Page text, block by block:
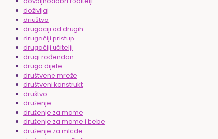
doživljaj
driuštvo
drugaciji od drugih
drugačiji pristup
drugačiji učitelji
drugi rođendan
drugo dijete
društvene mreže
društveni konstrukt
društvo
druženje
druženje za mame
druženje za mame i bebe
druženje za mlade